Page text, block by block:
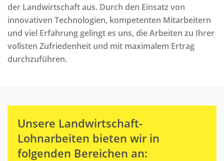
der Landwirtschaft aus. Durch den Einsatz von
innovativen Technologien, kompetenten Mitarbeitern
und viel Erfahrung gelingt es uns, die Arbeiten zu Ihrer
vollsten Zufriedenheit und mit maximalem Ertrag
durchzuführen.
Unsere Landwirtschaft-
Lohnarbeiten bieten wir in
folgenden Bereichen an: